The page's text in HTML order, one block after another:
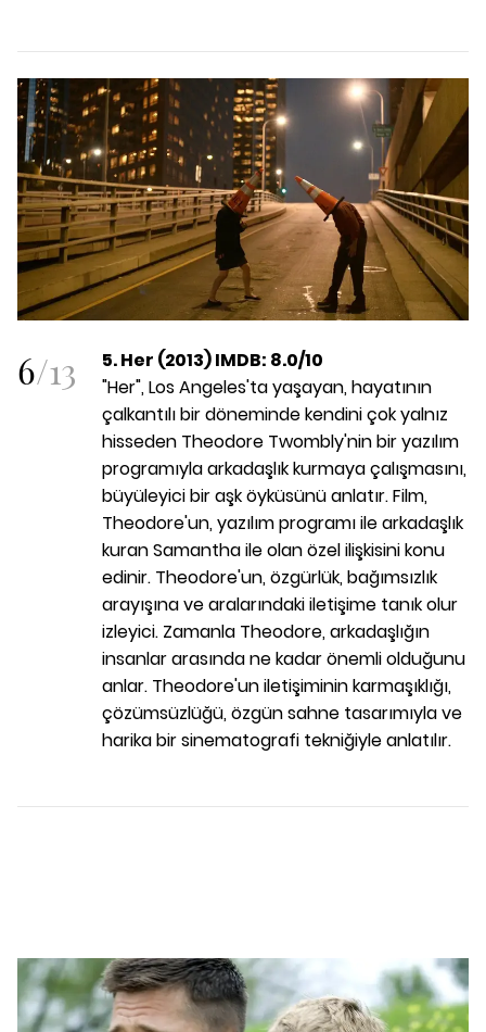
6/13
5. Her (2013) IMDB: 8.0/10
"Her", Los Angeles'ta yaşayan, hayatının
çalkantılı bir döneminde kendini çok yalnız
hisseden Theodore Twombly'nin bir yazılım
programıyla arkadaşlık kurmaya çalışmasını,
büyüleyici bir aşk öyküsünü anlatır. Film,
Theodore'un, yazılım programı ile arkadaşlık
kuran Samantha ile olan özel ilişkisini konu
edinir. Theodore'un, özgürlük, bağımsızlık
arayışına ve aralarındaki iletişime tanık olur
izleyici. Zamanla Theodore, arkadaşlığın
insanlar arasında ne kadar önemli olduğunu
anlar. Theodore'un iletişiminin karmaşıklığı,
çözümsüzlüğü, özgün sahne tasarımıyla ve
harika bir sinematografi tekniğiyle anlatılır.